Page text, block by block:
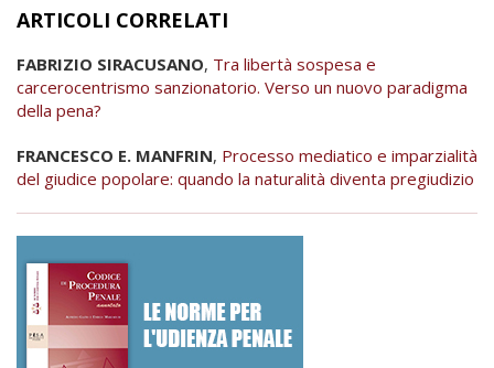
ARTICOLI CORRELATI
FABRIZIO SIRACUSANO, Tra libertà sospesa e
carcerocentrismo sanzionatorio. Verso un nuovo paradigma
della pena?
FRANCESCO E. MANFRIN, Processo mediatico e imparzialità
del giudice popolare: quando la naturalità diventa pregiudizio